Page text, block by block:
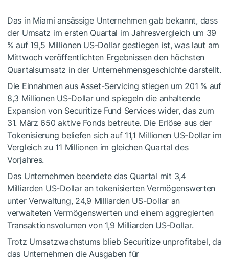
Das in Miami ansässige Unternehmen gab bekannt, dass
der Umsatz im ersten Quartal im Jahresvergleich um 39
% auf 19,5 Millionen US-Dollar gestiegen ist, was laut am
Mittwoch veröffentlichten Ergebnissen den höchsten
Quartalsumsatz in der Unternehmensgeschichte darstellt.
Die Einnahmen aus Asset-Servicing stiegen um 201 % auf
8,3 Millionen US-Dollar und spiegeln die anhaltende
Expansion von Securitize Fund Services wider, das zum
31. März 650 aktive Fonds betreute. Die Erlöse aus der
Tokenisierung beliefen sich auf 11,1 Millionen US-Dollar im
Vergleich zu 11 Millionen im gleichen Quartal des
Vorjahres.
Das Unternehmen beendete das Quartal mit 3,4
Milliarden US-Dollar an tokenisierten Vermögenswerten
unter Verwaltung, 24,9 Milliarden US-Dollar an
verwalteten Vermögenswerten und einem aggregierten
Transaktionsvolumen von 1,9 Milliarden US-Dollar.
Trotz Umsatzwachstums blieb Securitize unprofitabel, da
das Unternehmen die Ausgaben für